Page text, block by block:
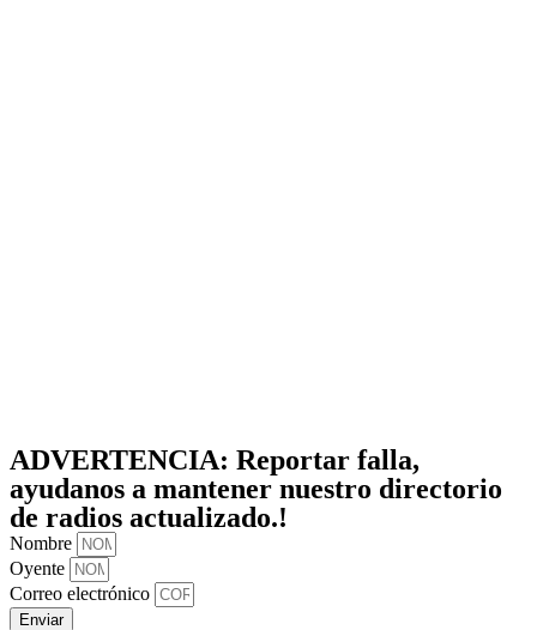
ADVERTENCIA: Reportar falla,
ayudanos a mantener nuestro directorio
de radios actualizado.!
Nombre
Oyente
Correo electrónico
Enviar